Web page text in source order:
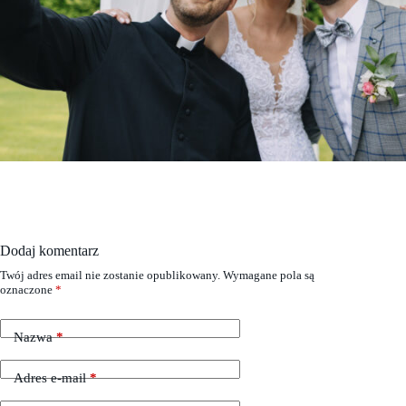
Dodaj komentarz
Twój adres email nie zostanie opublikowany. Wymagane pola są
oznaczone *
Nazwa*
Adres e-mail*